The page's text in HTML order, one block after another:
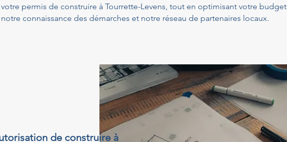
permis de construire à Tourrette-Levens, tout en optimisant votre budget
connaissance des démarches et notre réseau de partenaires locaux.
de construire à